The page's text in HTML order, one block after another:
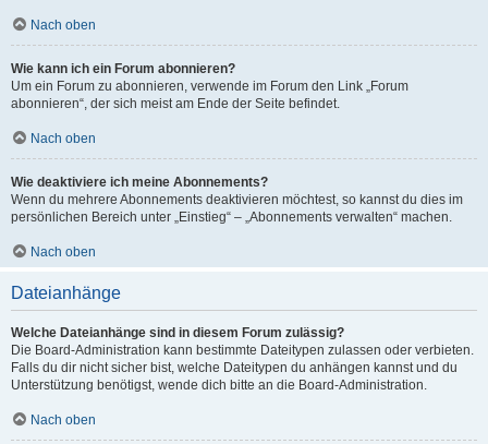
Nach oben
Wie kann ich ein Forum abonnieren?
Um ein Forum zu abonnieren, verwende im Forum den Link „Forum
abonnieren“, der sich meist am Ende der Seite befindet.
Nach oben
Wie deaktiviere ich meine Abonnements?
Wenn du mehrere Abonnements deaktivieren möchtest, so kannst du dies im
persönlichen Bereich unter „Einstieg“ – „Abonnements verwalten“ machen.
Nach oben
Dateianhänge
Welche Dateianhänge sind in diesem Forum zulässig?
Die Board-Administration kann bestimmte Dateitypen zulassen oder verbieten.
Falls du dir nicht sicher bist, welche Dateitypen du anhängen kannst und du
Unterstützung benötigst, wende dich bitte an die Board-Administration.
Nach oben